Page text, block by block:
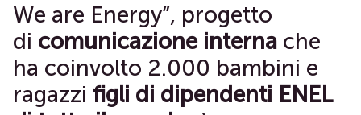
We are Energy”, progetto
di comunicazione interna che
ha coinvolto 2.000 bambini e
ragazzi figli di dipendenti ENEL